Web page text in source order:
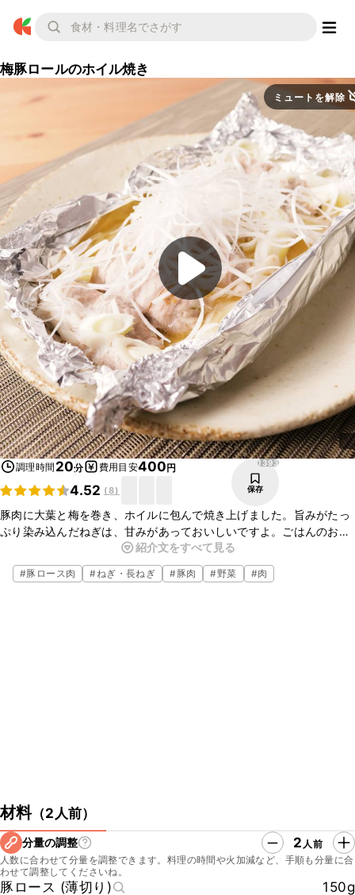
梅豚ロールのホイル焼き
ミュートを解除
調理時間 20分 費用目安400円
4.52 (8)
1393
保存
豚肉に大葉と梅を巻き、ホイルに包んで焼き上げました。旨みがたっ
ぷり染み込んだねぎは、甘みがあっておいしいですよ。ごはんのおか
ずにはもちろん、お酒のおつまみにぴったりです。ぜひお試しくださ
いね。
紹介文をすべて見る
#豚ロース肉 #ねぎ・長ねぎ #豚肉 #野菜 #肉
材料（2人前）
分量の調整 2 人前
人数に合わせて分量を調整できます。料理の時間や火加減など、手順も分量に合
わせて調整してくださいね。
豚ロース (薄切り)
150g